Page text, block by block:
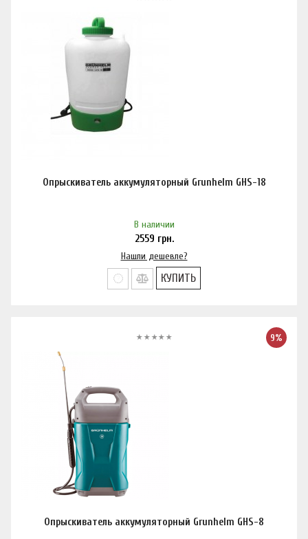
Опрыскиватель аккумуляторный Grunhelm GHS-18
В наличии
2559 грн.
Нашли дешевле?
КУПИТЬ
9%
Опрыскиватель аккумуляторный Grunhelm GHS-8